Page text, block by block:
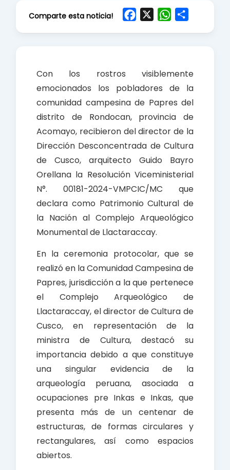
Comparte esta noticia!
o
k
W
p
p
Con los rostros visiblemente
emocionados los pobladores de la
comunidad campesina de Papres del
distrito de Rondocan, provincia de
Acomayo, recibieron del director de la
Dirección Desconcentrada de Cultura
de Cusco, arquitecto Guido Bayro
Orellana la Resolución Viceministerial
N°. 00181-2024-VMPCIC/MC que
declara como Patrimonio Cultural de
la Nación al Complejo Arqueológico
Monumental de Llactaraccay.
En la ceremonia protocolar, que se
realizó en la Comunidad Campesina de
Papres, jurisdicción a la que pertenece
el Complejo Arqueológico de
Llactaraccay, el director de Cultura de
Cusco, en representación de la
ministra de Cultura, destacó su
importancia debido a que constituye
una singular evidencia de la
arqueología peruana, asociada a
ocupaciones pre Inkas e Inkas, que
presenta más de un centenar de
estructuras, de formas circulares y
rectangulares, así como espacios
abiertos.